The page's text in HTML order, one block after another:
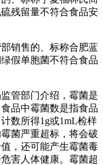
残留量不符合食品安
销售的、标称合肥蓝
假单胞菌不符合食品
管部门介绍，霉菌是
品中霉菌数是指食品
数所得1g或1mL检样
菌严重超标，将会破
，还可能产生霉菌毒
害人体健康。霉菌超